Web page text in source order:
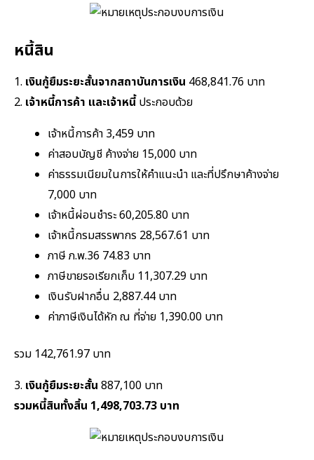
หนี้สิน
1. เงินกู้ยืมระยะสั้นจากสถาบันการเงิน 468,841.76 บาท
2. เจ้าหนี้การค้า และเจ้าหนี้ประกอบด้วย
เจ้าหนี้การค้า 3,459 บาท
ค่าสอบบัญชี ค้างจ่าย 15,000 บาท
ค่าธรรมเนียมในการให้คำแนะนำ และที่ปรึกษาค้างจ่าย
7,000 บาท
เจ้าหนี้ผ่อนชำระ 60,205.80 บาท
เจ้าหนี้กรมสรรพากร 28,567.61 บาท
ภาษี ภ.พ.36 74.83 บาท
ภาษีขายรอเรียกเก็บ 11,307.29 บาท
เงินรับฝากอื่น 2,887.44 บาท
ค่าภาษีเงินได้หัก ณ ที่จ่าย 1,390.00 บาท
รวม 142,761.97 บาท
3. เงินกู้ยืมระยะสั้น 887,100 บาท
รวมหนี้สินทั้งสิ้น 1,498,703.73 บาท